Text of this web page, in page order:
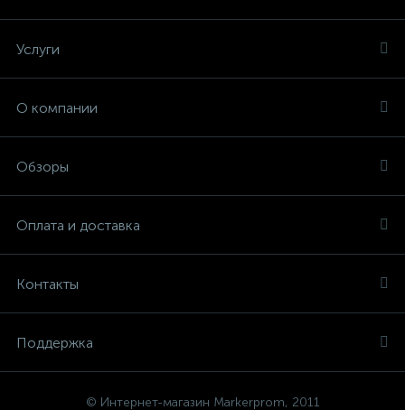
Услуги
О компании
Обзоры
Оплата и доставка
Контакты
Поддержка
© Интернет-магазин Markerprom, 2011